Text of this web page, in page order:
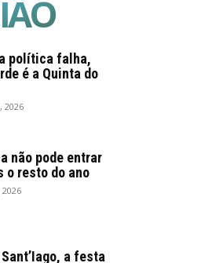
política falha,
é a Quinta do
2026
não pode entrar
o resto do ano
a festa